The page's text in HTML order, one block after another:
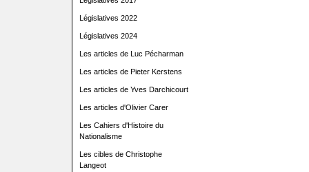
Législatives 2022
Législatives 2024
Les articles de Luc Pécharman
Les articles de Pieter Kerstens
Les articles de Yves Darchicourt
Les articles d'Olivier Carer
Les Cahiers d'Histoire du
Nationalisme
Les cibles de Christophe
Langeot